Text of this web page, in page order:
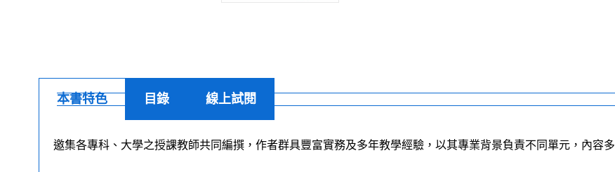
本書特色 目錄 線上試閱
邀集各專科、大學之授課教師共同編撰，作者群具豐富實務及多年教學經驗，以其專業背景負責不同單元，內容多